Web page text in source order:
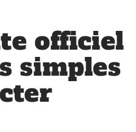
officiel
simples